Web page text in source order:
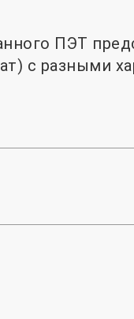
ПЭТ
с разными